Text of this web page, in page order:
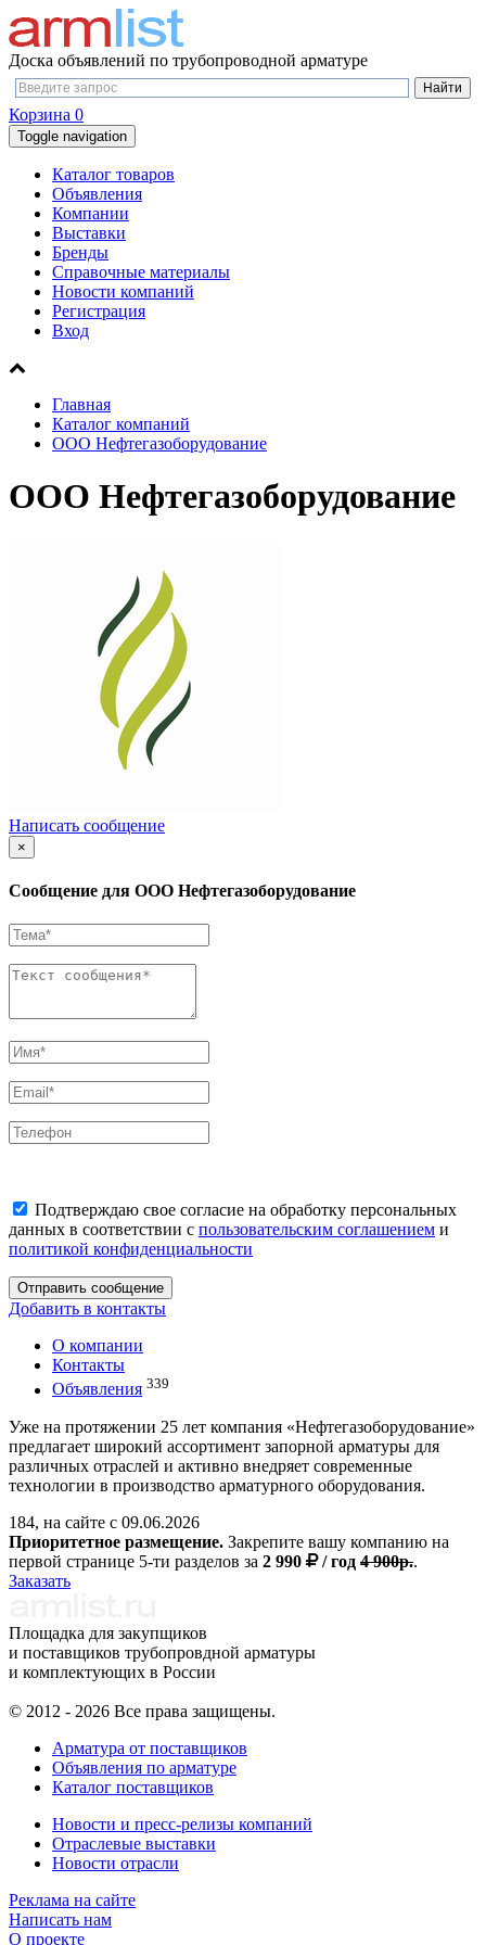
Доска объявлений по трубопроводной арматуре
Корзина 0
Toggle navigation
Каталог товаров
Объявления
Компании
Выставки
Бренды
Справочные материалы
Новости компаний
Регистрация
Вход
Главная
Каталог компаний
ООО Нефтегазоборудование
ООО Нефтегазоборудование
Написать сообщение
×
Сообщение для ООО Нефтегазоборудование
Подтверждаю свое согласие на обработку персональных
данных в соответствии с пользовательским соглашением и
политикой конфиденциальности
Отправить сообщение
Добавить в контакты
О компании
Контакты
Объявления 339
Уже на протяжении 25 лет компания «Нефтегазоборудование»
предлагает широкий ассортимент запорной арматуры для
различных отраслей и активно внедряет современные
технологии в производство арматурного оборудования.
184, на сайте с 09.06.2026
Приоритетное размещение. Закрепите вашу компанию на
первой странице 5-ти разделов за 2 990 / год 4 900р..
Заказать
Площадка для закупщиков
и поставщиков трубопровдной арматуры
и комплектующих в России
© 2012 - 2026 Все права защищены.
Арматура от поставщиков
Объявления по арматуре
Каталог поставщиков
Новости и пресс-релизы компаний
Отраслевые выставки
Новости отрасли
Реклама на сайте
Написать нам
О проекте